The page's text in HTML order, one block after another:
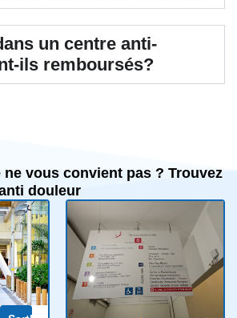
un centre anti-
ils remboursés?
vous convient pas ? Trouvez
douleur